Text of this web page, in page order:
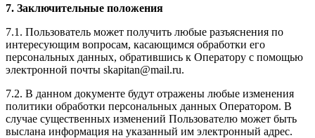
7. Заключительные положения
7.1. Пользователь может получить любые разъяснения по
интересующим вопросам, касающимся обработки его
персональных данных, обратившись к Оператору с помощью
электронной почты skapitan@mail.ru.
7.2. В данном документе будут отражены любые изменения
политики обработки персональных данных Оператором. В
случае существенных изменений Пользователю может быть
выслана информация на указанный им электронный адрес.